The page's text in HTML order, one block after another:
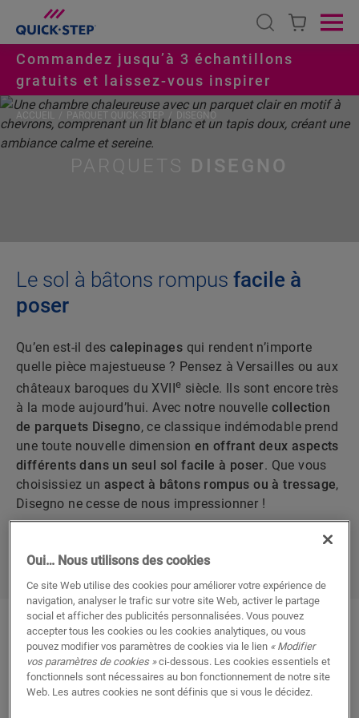
Open search
Commandez jusqu’à 3 échantillons
gratuits et laissez-vous inspirer
PARQUETS DISEGNO
ACCUEIL PARQUET QUICK-STEP DISEGNO
Le sol à bâtons rompus facile à
poser
Qu’en est-il des calepinages qui rendent n’importe
quelle pièce majestueuse ? Pensez à Versailles ou aux
châteaux baroques du XVIIe siècle. Ils sont encore très
à la mode aujourd’hui. Avec notre nouvellecollection
de parquets Disegno, ce classique indémodable prend
une toute nouvelle dimension en offrant deux aspects
différents dans un seul sol facile à poser. Que vous
choisissiez un aspect à bâtons rompus ou à tressage,
Disegno ne cesse de nous impressionner !
DÉCOUVRIR LA COLLECTION
POURQUOILA
COLLECTION DISEGNO
EST TOUT
Oui… Nous utilisons des cookies
Ce site Web utilise des cookies pour améliorer votre expérience de
navigation, analyser le trafic sur votre site Web, activer le partage
social et afficher des publicités personnalisées. Vous pouvez
accepter tous les cookies ou les cookies analytiques, ou vous
pouvez modifier vos paramètres de cookies via le lien « Modifier
vos paramètres de cookies »ci-dessous. Les cookies essentiels et
fonctionnels sont nécessaires au bon fonctionnement de notre site
Web. Les autres cookies ne sont définis que si vous le décidez.